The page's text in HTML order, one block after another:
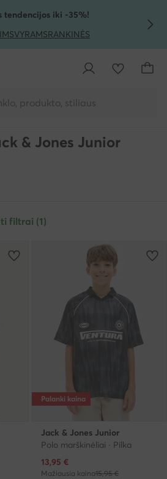
TURINIO
tendencijos iki -35%!
VYRAMSRANKINĖS
produkto, stiliaus
& Jones Junior
filtrai (1)
Palanki kaina
Jack & Jones Junior
Polo marškinėliai · Pilka
Dabartinė kaina
13,95 €
Mažiausia kaina15,95 €